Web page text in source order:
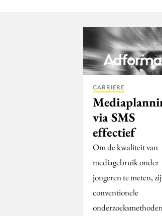
CARRIERE
via SMS
effectief
Om de kwaliteit van
mediagebruik onder
jongeren te meten,
conventionele